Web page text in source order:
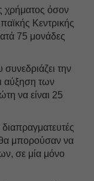
χρήματος όσον
Κεντρικής
75 μονάδες
την
αύξηση των
να είναι 25
θα μπορούσαν να
σε μία μόνο